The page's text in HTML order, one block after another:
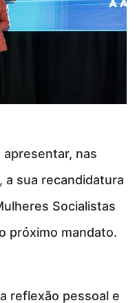
nas
a sua recandidatura
Socialistas
próximo mandato.
reflexão pessoal e